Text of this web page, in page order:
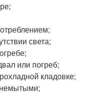
света;
или погреб;
кладовке;
немытыми;